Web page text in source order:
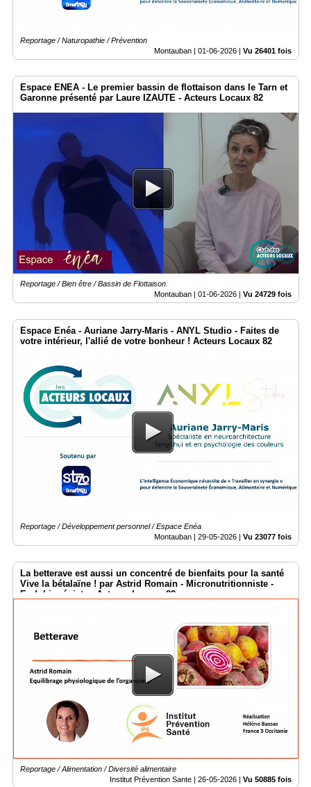
Reportage / Naturopathie / Prévention
Montauban | 01-06-2026 Vu 26401 fois
Espace ENEA - Le premier bassin de flottaison dans le Tarn et
Garonne présenté par Laure IZAUTE - Acteurs Locaux 82
Reportage / Bien être / Bassin de Flottaison
Montauban | 01-06-2026 | Vu 24729 fois
Espace Enéa - Auriane Jarry-Maris - ANYL Studio - Faites de
votre intérieur, l'allié de votre bonheur ! Acteurs Locaux 82
Reportage / Développement personnel / Espace Enéa
Montauban | 29-05-2026 | Vu 23077 fois
La betterave est aussi un concentré de bienfaits pour la santé
Vive la bétalaïne ! par Astrid Romain - Micronutritionniste -
Endobiogéniste - Acteurs Locaux 82
Reportage / Alimentation / Diversité alimentaire
Institut Prévention Sante | 26-05-2026 Vu 50885 fois